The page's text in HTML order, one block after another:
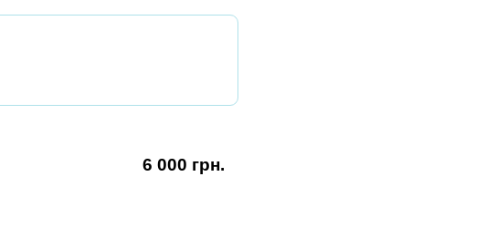
6 000 грн.